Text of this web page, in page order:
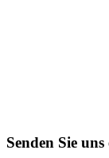
Senden Sie